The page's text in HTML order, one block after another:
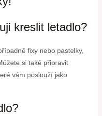
kreslit letadlo?
fixy nebo pastelky,
si také připravit
vám poslouží jako